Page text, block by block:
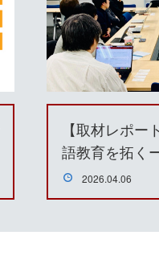
【取材レポ
語教育を拓く
2026.04.06